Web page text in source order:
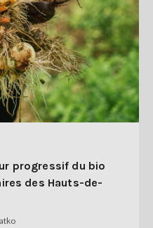
progressif du bio
des Hauts-de-